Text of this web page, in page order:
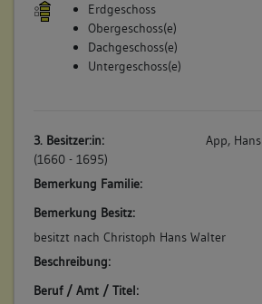
Erdgeschoss
Obergeschoss(e)
Dachgeschoss(e)
Untergeschoss(e)
3. Besitzer:in:
(1660 - 1695)
App, Hans
Bemerkung Familie:
Bemerkung Besitz:
besitzt nach Christoph Hans Walter
Beschreibung:
Beruf / Amt / Titel: